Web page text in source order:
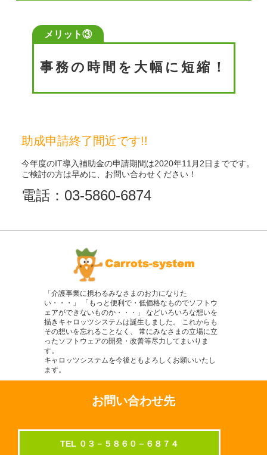
事務の時間を大幅に短縮！
助成申請終了間近です!!
今年度のIT導入補助金の申請期間は2020年11月2日までです。
ご検討の方は早めに、お問い合わせください！
電話：03-5860-6874
「介護事業に携わるみなさまのお力になりた
い・・・」 「もっと便利で・低価格なものでソフトウ
ェアができないものか・・・」 などいろいろな想いを
描きキャロッツシステムは誕生しました。 これからも
その想いを忘れることなく、 常にみなさまの立場に立
ったソフトウェアの開発・改善等尽力してまいりま
す。
キャロッツシステムを今後ともよろしくお願いいたし
ます。
お問い合わせ先
TEL ０３－５８６０－６８７４